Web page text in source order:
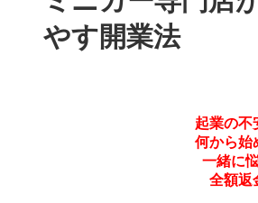
やす開業法
起業の不
何から始
一緒に
全額返